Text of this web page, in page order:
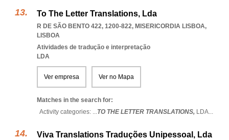
To The Letter Translations, Lda
R DE SÃO BENTO 422, 1200-822, MISERICORDIA LISBOA,
LISBOA
Atividades de tradução e interpretação
LDA
Ver empresa Ver no Mapa
Matches in the search for:
Activity categories: ...TO THE LETTER TRANSLATIONS, LDA...
Viva Translations Traduções Unipessoal, Lda